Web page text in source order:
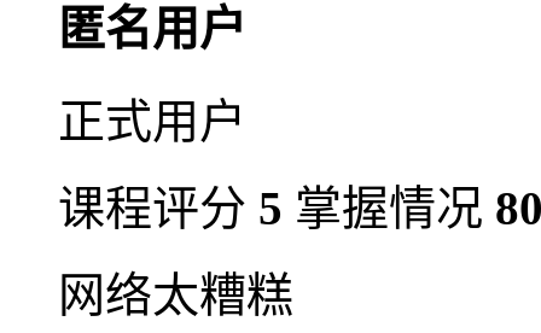
匿名用户
正式用户
课程评分 5 掌握情况
网络太糟糕